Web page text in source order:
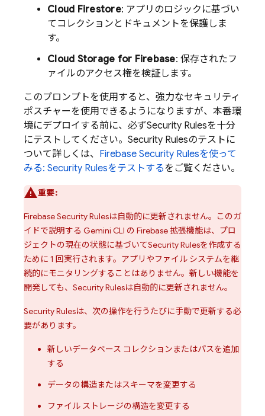
Cloud Firestore: アプリのロジックに基づい
てコレクションとドキュメントを保護しま
す。
Cloud Storage for Firebase: 保存されたフ
ァイルのアクセス権を検証します。
このプロンプトを使用すると、強力なセキュリティ
ポスチャーを使用できるようになりますが、本番環
境にデプロイする前に、必ずSecurity Rulesを十分
にテストしてください。 Security Rulesのテストに
ついて詳しくは、 Firebase Security Rulesを使って
みる: Security Rulesをテストするをご覧ください。
重要:
Firebase Security Rulesは自動的に更新されません。このガ
イドで説明する Gemini CLI の Firebase 拡張機能は、プロ
ジェクトの現在の状態に基づいてSecurity Rulesを作成する
ために 1 回実行されます。アプリやファイル システムを継
続的にモニタリングすることはありません。新しい機能を
開発しても、 Security Rulesは自動的に更新されません。
Security Rulesは、次の操作を行うたびに手動で更新する必
要があります。
新しいデータベース コレクションまたはパスを追加
する
データの構造またはスキーマを変更する
ファイル ストレージの構造を変更する